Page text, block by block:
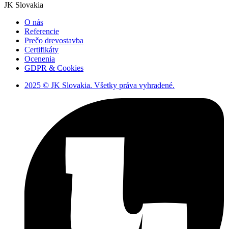
JK Slovakia
O nás
Referencie
Prečo drevostavba
Certifikáty
Ocenenia
GDPR & Cookies
2025 © JK Slovakia. Všetky práva vyhradené.